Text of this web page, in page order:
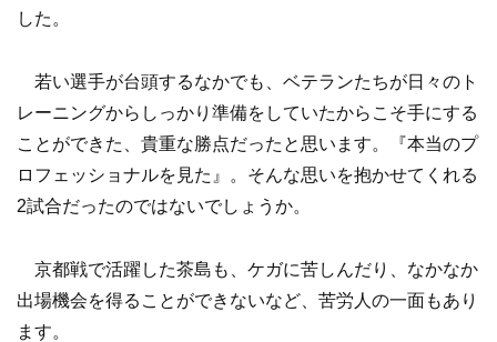
した。
若い選手が台頭するなかでも、ベテランたちが日々のト
レーニングからしっかり準備をしていたからこそ手にする
ことができた、貴重な勝点だったと思います。『本当のプ
ロフェッショナルを見た』。そんな思いを抱かせてくれる
2試合だったのではないでしょうか。
京都戦で活躍した茶島も、ケガに苦しんだり、なかなか
出場機会を得ることができないなど、苦労人の一面もあり
ます。